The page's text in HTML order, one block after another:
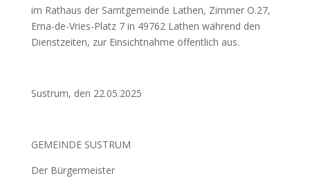
im Rathaus der Samtgemeinde Lathen, Zimmer O.27,
Erna-de-Vries-Platz 7 in 49762 Lathen während den
Dienstzeiten, zur Einsichtnahme öffentlich aus.
Sustrum, den 22.05.2025
GEMEINDE SUSTRUM
Der Bürgermeister